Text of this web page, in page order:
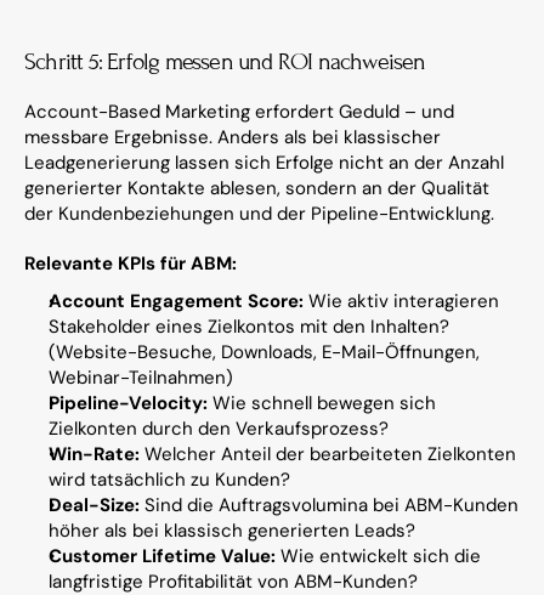
Schritt 5: Erfolg messen und ROI nachweisen
Account-Based Marketing erfordert Geduld – und
messbare Ergebnisse. Anders als bei klassischer
Leadgenerierung lassen sich Erfolge nicht an der Anzahl
generierter Kontakte ablesen, sondern an der Qualität
der Kundenbeziehungen und der Pipeline-Entwicklung.
Relevante KPIs für ABM:
Account Engagement Score: Wie aktiv interagieren
Stakeholder eines Zielkontos mit den Inhalten?
(Website-Besuche, Downloads, E-Mail-Öffnungen,
Webinar-Teilnahmen)
Pipeline-Velocity: Wie schnell bewegen sich
Zielkonten durch den Verkaufsprozess?
Win-Rate: Welcher Anteil der bearbeiteten Zielkonten
wird tatsächlich zu Kunden?
Deal-Size: Sind die Auftragsvolumina bei ABM-Kunden
höher als bei klassisch generierten Leads?
Customer Lifetime Value: Wie entwickelt sich die
langfristige Profitabilität von ABM-Kunden?